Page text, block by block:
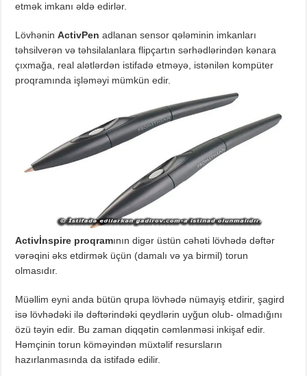
etmək imkanı əldə edirlər.
LövhəninActivPen adlanan sensor qələminin imkanları
təhsilverən və təhsilalanlara flipçartın sərhədlərindən kənara
çıxmağa, real alətlərdən istifadə etməyə, istənilən kompüter
proqramında işləməyi mümkün edir.
Activİnspire proqramının digər üstün cəhəti lövhədə dəftər
vərəqini əks etdirmək üçün (damalı və ya birmil) torun
olmasıdır.
Müəllim eyni anda bütün qrupa lövhədə nümayiş etdirir, şagird
isə lövhədəki ilə dəftərindəki qeydlərin uyğun olub- olmadığını
özü təyin edir. Bu zaman diqqətin cəmlənməsi inkişaf edir.
Həmçinin torun köməyindən müxtəlif resursların
hazırlanmasında da istifadə edilir.